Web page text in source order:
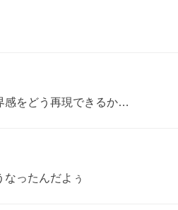
感をどう再現できるか…
ったんだよぅ